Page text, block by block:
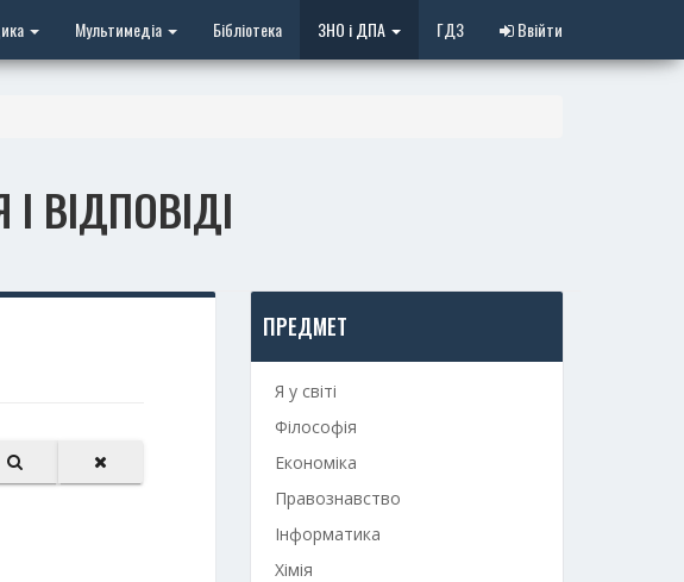
Мультимедіа Бібліотека ЗНО і ДПА ГДЗ Ввійти
ВІДПОВІДІ
ПРЕДМЕТ
Я у світі
Філософія
Економіка
Правознавство
Інформатика
Хімія